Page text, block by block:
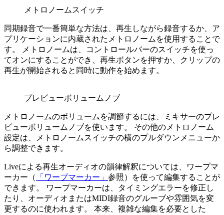
メトロノームスイッチ
同期録音で一番簡単な方法は、再生しながら録音するか、ア
プリケーションに内蔵されたメトロノームを使用することで
す。 メトロノームは、コントロールバーのスイッチを使っ
てオンにすることができ、再生ボタンを押すか、クリップの
再生が開始されると同時に動作を始めます。
プレビューボリュームノブ
メトロノームのボリュームを調節するには、ミキサーのプレ
ビューボリュームノブを使います。 その他のメトロノーム
設定は、メトロノームスイッチの横のプルダウンメニューか
ら調整できます。
Liveによる再生オーディオの韻律解釈については、ワープマ
ーカー（
「ワープマーカー」 参照）を使って編集することが
できます。 ワープマーカーは、タイミングエラーを修正し
たり、オーディオまたはMIDI録音のグルーブや雰囲気を変
更するのに使われます。 本来、複雑な編集を必要とした